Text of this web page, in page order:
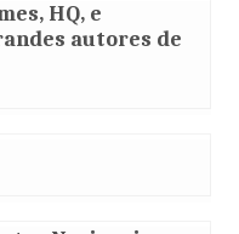
HQ, e
autores de